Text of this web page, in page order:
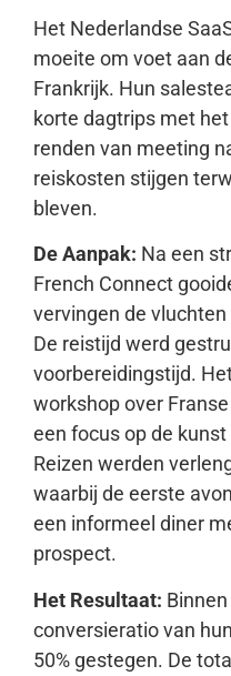
Het Nederlandse
moeite om voet aan
Frankrijk. Hun
korte dagtrips met
renden van meeting
reiskosten stijgen
bleven.
De Aanpak: Na een
French Connect
vervingen de
De reistijd werd
voorbereidingstijd.
workshop over
een focus op de
Reizen werden
waarbij de eerste
een informeel diner
prospect.
Het Resultaat:
conversieratio van
50% gestegen. De